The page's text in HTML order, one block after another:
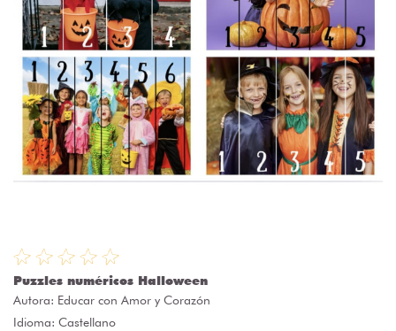
Puzzles numéricos Halloween
Autora: Educar con Amor y Corazón
Idioma: Castellano